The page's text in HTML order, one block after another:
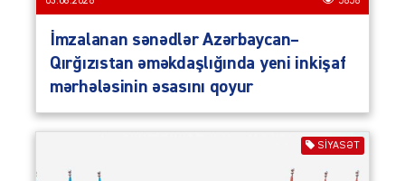
İmzalanan sənədlər Azərbaycan–
Qırğızıstan əməkdaşlığında yeni inkişaf
mərhələsinin əsasını qoyur
SIYASƏT